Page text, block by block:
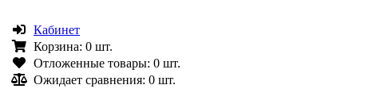
Кабинет
Корзина: 0 шт.
Отложенные товары: 0 шт.
Ожидает сравнения: 0 шт.